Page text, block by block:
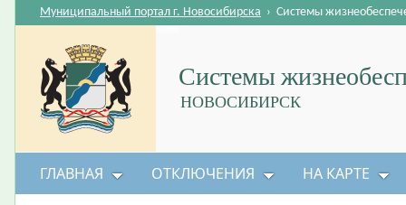
Системы
НОВОСИБИРСК
Муниципальный портал г. Новосибирска › Системы
ГЛАВНАЯ ОТКЛЮЧЕНИЯ НА КАРТЕ